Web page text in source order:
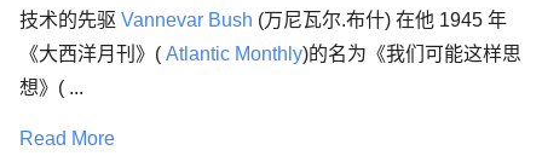
技术的先驱 Vannevar Bush (万尼瓦尔.布什) 在他 1945 年
《大西洋月刊》( Atlantic Monthly)的名为《我们可能这样思
想》( ...
Read More